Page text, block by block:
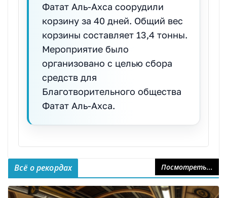
Фатат Аль-Ахса соорудили
корзину за 40 дней. Общий вес
корзины составляет 13,4 тонны.
Мероприятие было
организовано с целью сбора
средств для
Благотворительного общества
Фатат Аль-Ахса.
Всё о рекордах Посмотреть...